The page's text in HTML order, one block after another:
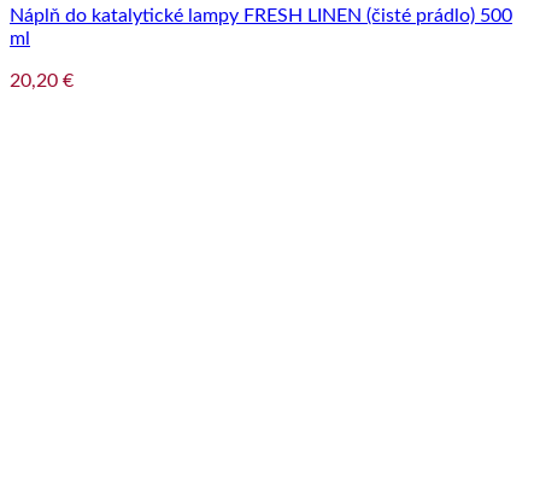
Náplň do katalytické lampy FRESH LINEN (čisté prádlo) 500
ml
20,20 €